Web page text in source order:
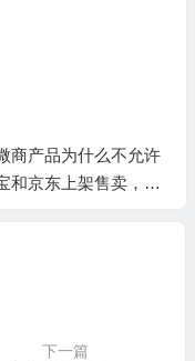
蜜都微商关于运费的
释
下一篇